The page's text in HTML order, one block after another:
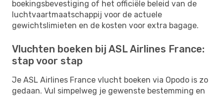
boekingsbevestiging of het officiële beleid van de
luchtvaartmaatschappij voor de actuele
gewichtslimieten en de kosten voor extra bagage.
Vluchten boeken bij ASL Airlines France:
stap voor stap
Je ASL Airlines France vlucht boeken via Opodo is zo
gedaan. Vul simpelweg je gewenste bestemming en